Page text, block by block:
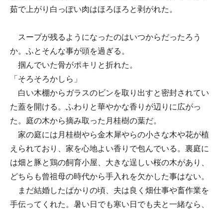
茹で上がり白っぽい肉はほろほろと剥がれた。
スープが残るようになったのはいつからだったろう
か。ふとそんな事が頭を過ぎる。
掴んでいた骨がポキリと折れた。
「そろそろかしら」
白い木棚からガラスのビンを取り出すと密封されてい
た蓋を開ける。ふわりと華やかな香りが辺りに広がっ
た。庭の木から摘み取った月桂樹の葉だ。
家の庭には月桂樹やら金木犀やらの小さな木や花が植
えられており、家を心地よい香りで包んでいる。裏庭に
は畑と豚と鶏の飼育小屋、大きな逞しい桜の木があり、
どちらも曾祖母の時代から手入れを欠かした事はない。
まだ結婚したばかりの頃、夫は良く畑仕事や畜作業を
手伝ってくれた。暑い日でも寒い日でも夫と一緒なら、